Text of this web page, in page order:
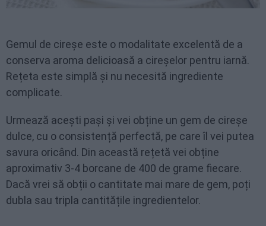
Gemul de cireșe este o modalitate excelentă de a
conserva aroma delicioasă a cireșelor pentru iarnă.
Rețeta este simplă și nu necesită ingrediente
complicate.
Urmează acești pași și vei obține un gem de cireșe
dulce, cu o consistență perfectă, pe care îl vei putea
savura oricând. Din această rețetă vei obține
aproximativ 3-4 borcane de 400 de grame fiecare.
Dacă vrei să obții o cantitate mai mare de gem, poți
dubla sau tripla cantitățile ingredientelor.